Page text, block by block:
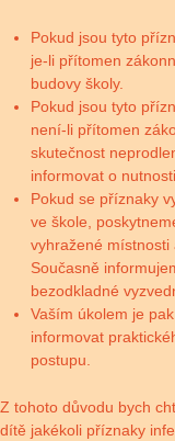
Pokud jsou tyto
je-li přítomen
budovy školy.
Pokud jsou tyto
není-li přítomen
skutečnost
informovat o
Pokud se příznaky
ve škole,
vyhražené místnosti
Současně
bezodkladné
Vaším úkolem je
informovat
postupu.
Z tohoto důvodu bych
dítě jakékoli příznaky